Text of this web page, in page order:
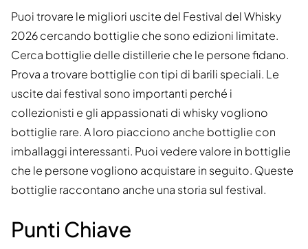
Puoi trovare le migliori uscite del Festival del Whisky
2026 cercando bottiglie che sono edizioni limitate.
Cerca bottiglie delle distillerie che le persone fidano.
Prova a trovare bottiglie con tipi di barili speciali. Le
uscite dai festival sono importanti perché i
collezionisti e gli appassionati di whisky vogliono
bottiglie rare. A loro piacciono anche bottiglie con
imballaggi interessanti. Puoi vedere valore in bottiglie
che le persone vogliono acquistare in seguito. Queste
bottiglie raccontano anche una storia sul festival.
Punti Chiave